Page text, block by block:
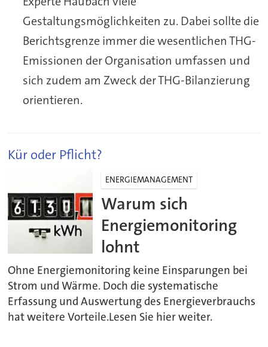
Gestaltungsmöglichkeiten zu. Dabei sollte die
Berichtsgrenze immer die wesentlichen THG-
Emissionen der Organisation umfassen und
sich zudem am Zweck der THG-Bilanzierung
orientieren.
Kür oder Pflicht?
ENERGIEMANAGEMENT
Warum sich
Energiemonitoring
lohnt
Ohne Energiemonitoring keine Einsparungen bei
Strom und Wärme. Doch die systematische
Erfassung und Auswertung des Energieverbrauchs
hat weitere Vorteile.Lesen Sie hier weiter.